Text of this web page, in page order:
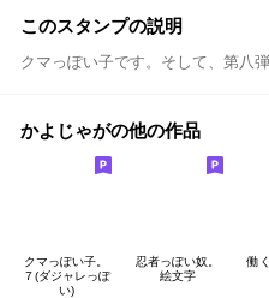
このスタンプの説明
クマっぽい子です。そして、第八
かよじゃがの他の作品
クマっぽい子。
７(ダジャレっぽ
い)
忍者っぽい奴。
絵文字
働